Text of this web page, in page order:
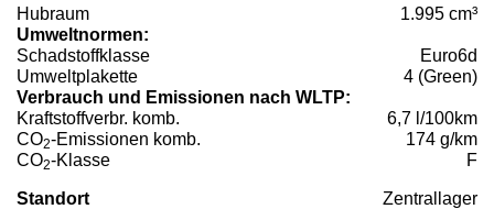
Hubraum
1.995 cm³
Umweltnormen:
Schadstoffklasse
Euro6d
Umweltplakette
4 (Green)
Verbrauch und Emissionen nach WLTP:
Kraftstoffverbr. komb.
6,7 l/100km
CO2-Emissionen komb.
174 g/km
CO2-Klasse F
Standort Zentrallager